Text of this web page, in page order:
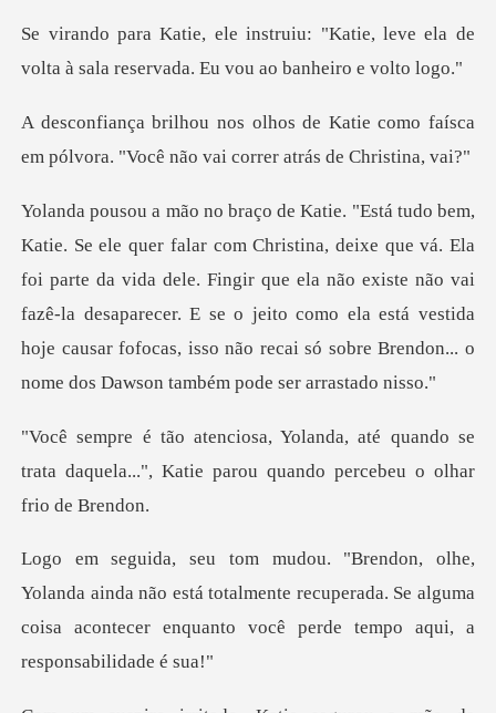
Katie, leve ela de
volta à sala reserv
atie como faísca
em pólvora. "Você nã
la
foi parte da vida dele. Fingir que ela não existe não vai
fazê-la desaparecer. E se o jeito como ela está ve
é quando se
trata daquela...", Katie paro
da não está totalmente recuperada. Se alguma
coisa acontece